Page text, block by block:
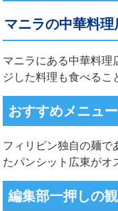
マニラの中華料理
マニラにある中華料理
ジした料理も食べるこ
おすすめメニュー
フィリピン独自の麺で
たパンシット広東がオ
編集部一押しの